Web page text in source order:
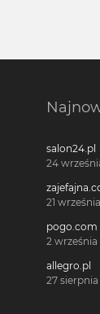
salon24.pl
24
21
pogo.com
2 września
allegro.pl
27